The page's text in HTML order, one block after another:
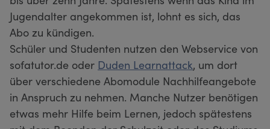
Jugendalter angekommen ist, lohnt es sich, das
Abo zu kündigen.
Schüler und Studenten nutzen den Webservice von
sofatutor.de oder Duden Learnattack, um dort
über verschiedene Abomodule Nachhilfeangebote
in Anspruch zu nehmen. Manche Nutzer benötigen
etwas mehr Hilfe beim Lernen, jedoch spätestens